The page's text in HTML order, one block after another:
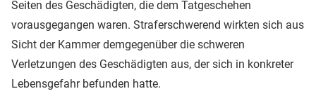
Seiten des Geschädigten, die dem Tatgeschehen
vorausgegangen waren. Straferschwerend wirkten sich aus
Sicht der Kammer demgegenüber die schweren
Verletzungen des Geschädigten aus, der sich in konkreter
Lebensgefahr befunden hatte.